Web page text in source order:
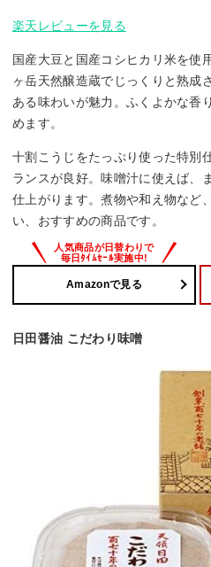
楽天レビューを見る
国産大豆と国産コシヒカリ米を使
ヶ岳天然醸造蔵でじっくりと熟成
ある味わいが魅力。ふくよかな香
めます。
十割こうじをたっぷり使った特別
ランスが良好。味噌汁に使えば、
仕上がります。煮物や和え物など
い、おすすめの商品です。
Amazonで見る
日田醤油 こだわり味噌